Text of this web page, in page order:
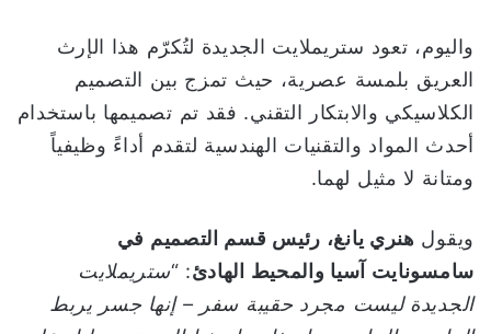
واليوم، تعود ستريملايت الجديدة لتُكرّم هذا الإرث
العريق بلمسة عصرية، حيث تمزج بين التصميم
الكلاسيكي والابتكار التقني. فقد تم تصميمها باستخدام
أحدث المواد والتقنيات الهندسية لتقدم أداءً وظيفياً
ومتانة لا مثيل لهما.
ويقول هنري يانغ، رئيس قسم التصميم في
سامسونايت آسيا والمحيط الهادئ: “ستريملايت
الجديدة ليست مجرد حقيبة سفر – إنها جسر يربط